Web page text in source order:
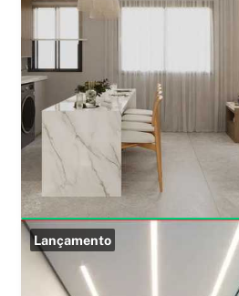
Lançamento